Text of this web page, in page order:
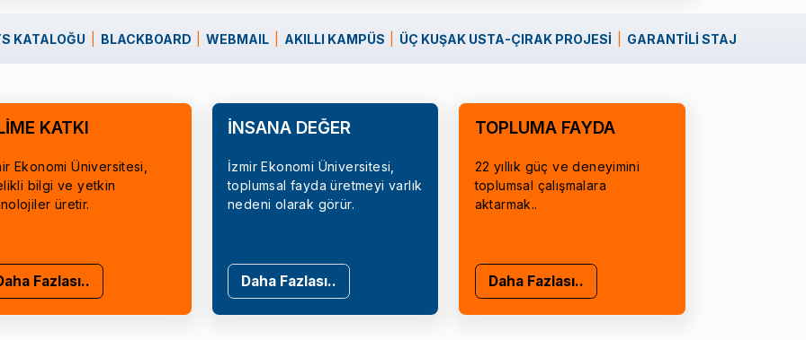
KATALOĞU BLACKBOARD WEBMAIL AKILLI KAMPÜS ÜÇ KUŞAK USTA-ÇIRAK PROJESİ GARANTİLİ STAJ
KATKI
Ekonomi Üniversitesi,
bilgi ve yetkin
üretir.
Fazlası..
İNSANA DEĞER
İzmir Ekonomi Üniversitesi,
toplumsal fayda üretmeyi varlık
nedeni olarak görür.
Daha Fazlası..
TOPLUMA FAYDA
22 yıllık güç ve deneyimini
toplumsal çalışmalara
aktarmak..
Daha Fazlası..